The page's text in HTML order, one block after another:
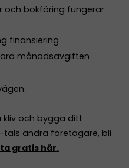
och bokföring fungerar
finansiering
månadsavgiften
kliv och bygga ditt
tals andra företagare, bli
gratis här.